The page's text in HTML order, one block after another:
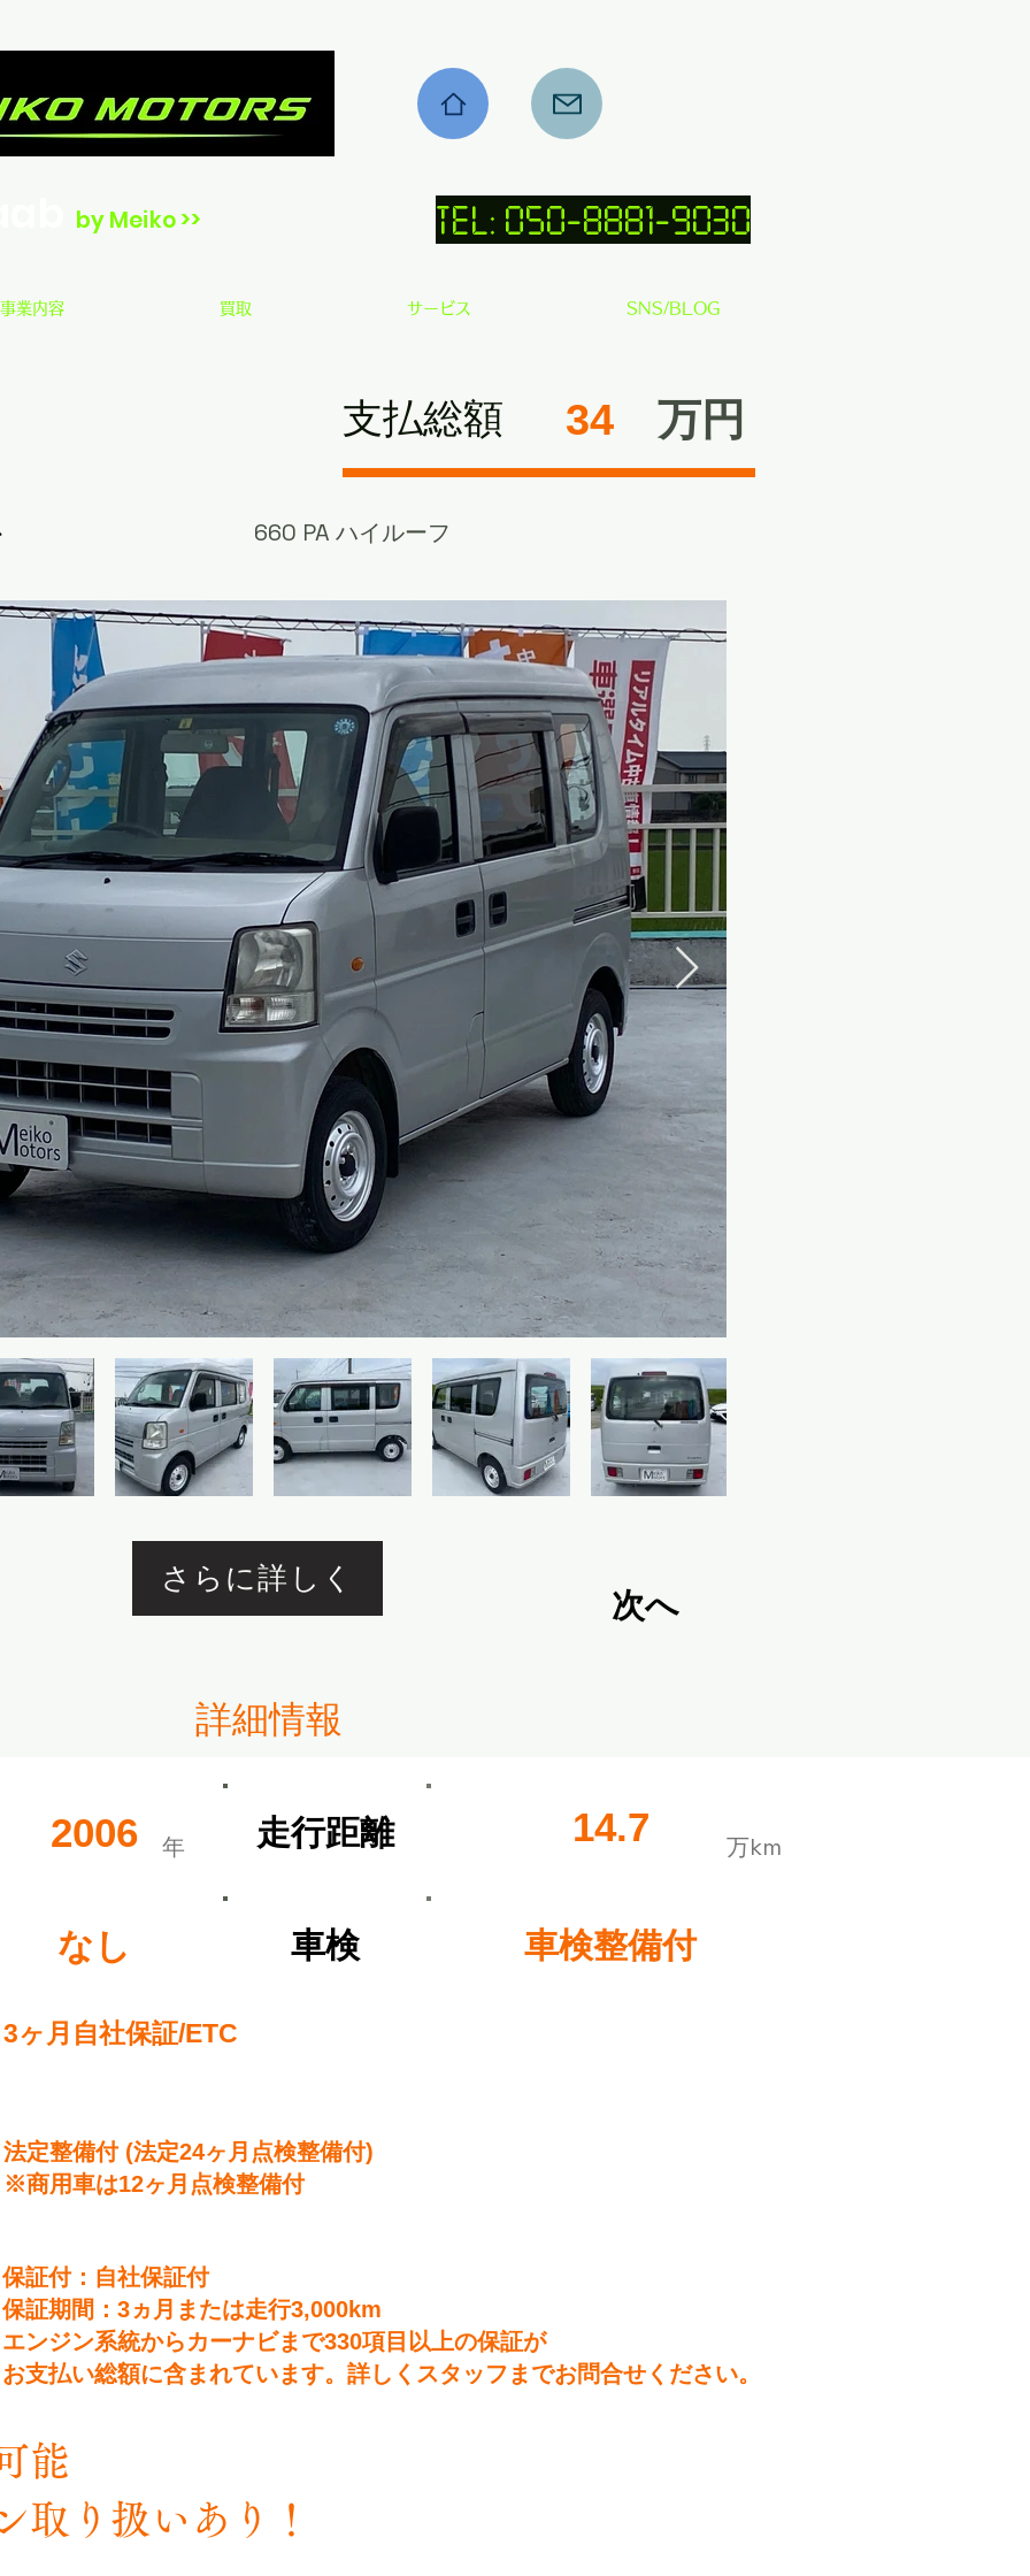
by Meiko >> TEL: 050-8881-9030
事業内容 買取 サービス SNS/BLOG
​支払総額 34 ​万円
660 PA ハイルーフ
さらに詳しく
次へ
​詳細情報
2006 ​年
なし
​走行距離 14.7 ​万km
​車検 車検整備付
3ヶ月自社保証/ETC
法定整備付 (法定24ヶ月点検整備付)
※商用車は12ヶ月点検整備付
保証付：自社保証付
保証期間：3ヵ月または走行3,000km
エンジン系統からカーナビまで330項目以上の保証が
お支払い総額に含まれています。詳しくスタッフまでお問合せください。
車可能
取り扱いあり！